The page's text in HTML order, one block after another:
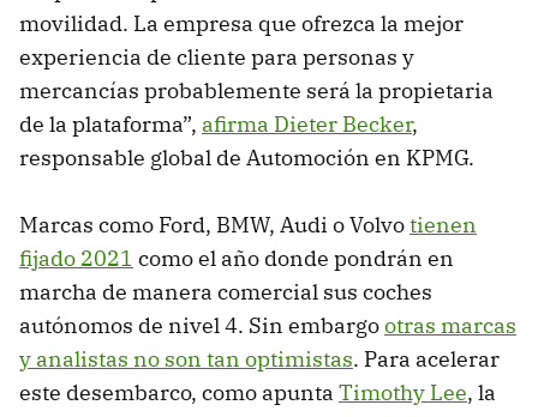
movilidad. La empresa que ofrezca la mejor
experiencia de cliente para personas y
mercancías probablemente será la propietaria
de la plataforma”, afirma Dieter Becker,
responsable global de Automoción en KPMG.
Marcas como Ford, BMW, Audi o Volvotienen
fijado 2021 como el año donde pondrán en
marcha de manera comercial sus coches
autónomos de nivel 4. Sin embargootras marcas
y analistas no son tan optimistas. Para acelerar
este desembarco, como apunta Timothy Lee, la